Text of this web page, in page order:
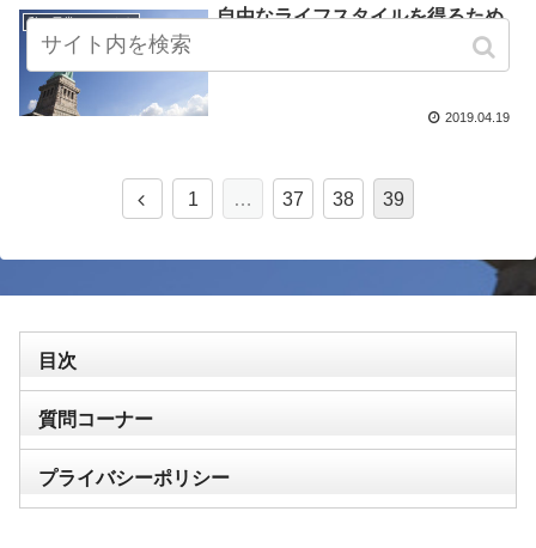
私の日常のつぶやき
自由なライフスタイルを得るため
2019.04.19
1 … 37 38 39
目次
質問コーナー
プライバシーポリシー